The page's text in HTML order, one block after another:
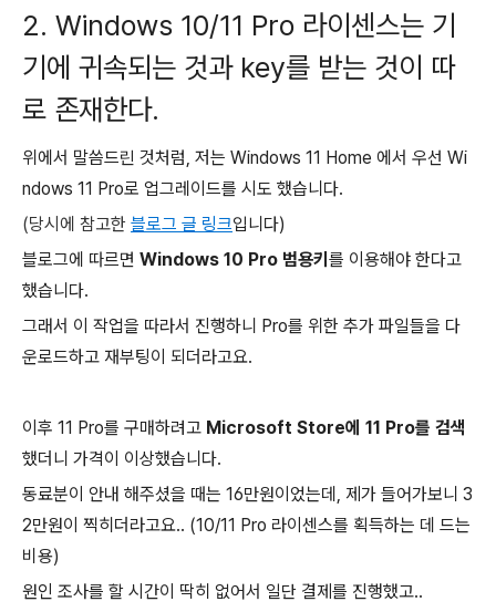
2. Windows 10/11 Pro 라이센스는 기
기에 귀속되는 것과 key를 받는 것이 따
로 존재한다.
위에서 말씀드린 것처럼, 저는 Windows 11 Home 에서 우선 Wi
ndows 11 Pro로 업그레이드를 시도 했습니다.
(당시에 참고한 블로그 글 링크입니다)
블로그에 따르면 Windows 10 Pro 범용키 를 이용해야 한다고
했습니다.
그래서 이 작업을 따라서 진행하니 Pro를 위한 추가 파일들을 다
운로드하고 재부팅이 되더라고요.
이후 11 Pro를 구매하려고 Microsoft Store에 11 Pro를 검색
했더니 가격이 이상했습니다.
동료분이 안내 해주셨을 때는 16만원이었는데, 제가 들어가보니 3
2만원이 찍히더라고요.. (10/11 Pro 라이센스를 획득하는 데 드는
비용)
원인 조사를 할 시간이 딱히 없어서 일단 결제를 진행했고..